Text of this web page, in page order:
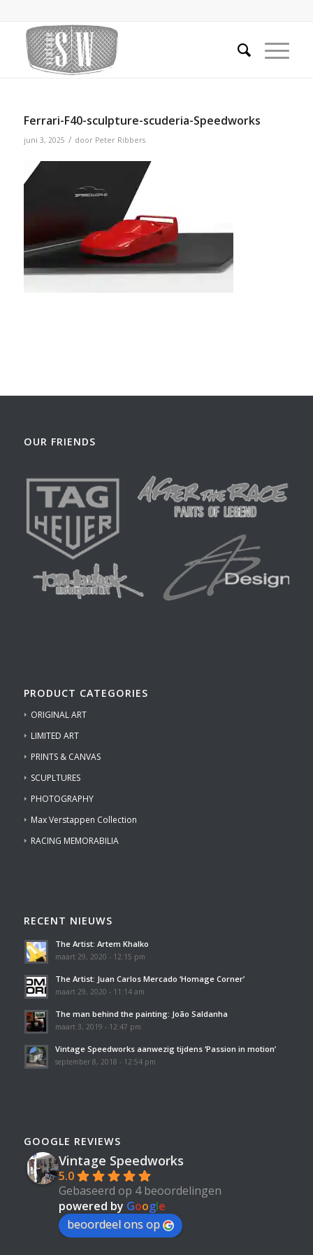
Ferrari-F40-sculpture-scuderia-Speedworks
juni 3, 2025 / door Peter Ribbers
OUR FRIENDS
PRODUCT CATEGORIES
ORIGINAL ART
LIMITED ART
PRINTS & CANVAS
SCUPLTURES
PHOTOGRAPHY
Max Verstappen Collection
RACING MEMORABILIA
RECENT NIEUWS
The Artist: Artem Khalko
maart 29, 2020 - 12:15 pm
The Artist: Juan Carlos Mercado ‘Homage Corner’
maart 29, 2020 - 11:14 am
The man behind the painting: João Saldanha
maart 3, 2019 - 12:47 pm
Vintage Speedworks aanwezig tijdens ‘Passion in motion’
september 8, 2018 - 12:54 pm
GOOGLE REVIEWS
Vintage Speedworks
5.0
Gebaseerd op 4 beoordelingen
powered by Google
beoordeel ons op